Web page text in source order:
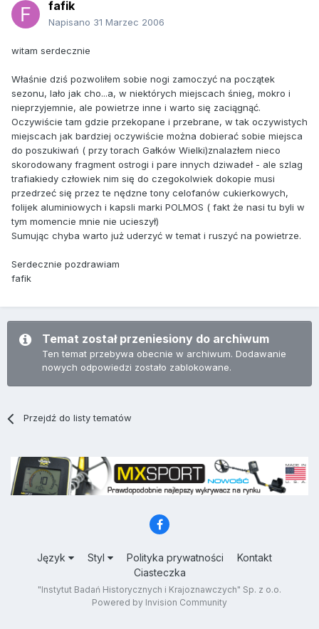
fafik
Napisano 31 Marzec 2006
witam serdecznie
Właśnie dziś pozwoliłem sobie nogi zamoczyć na początek
sezonu, lało jak cho...a, w niektórych miejscach śnieg, mokro i
nieprzyjemnie, ale powietrze inne i warto się zaciągnąć.
Oczywiście tam gdzie przekopane i przebrane, w tak oczywistych
miejscach jak bardziej oczywiście można dobierać sobie miejsca
do poszukiwań ( przy torach Gałków Wielki)znalazłem nieco
skorodowany fragment ostrogi i pare innych dziwadeł - ale szlag
trafiakiedy człowiek nim się do czegokolwiek dokopie musi
przedrzeć się przez te nędzne tony celofanów cukierkowych,
folijek aluminiowych i kapsli marki POLMOS ( fakt że nasi tu byli w
tym momencie mnie nie ucieszył)
Sumując chyba warto już uderzyć w temat i ruszyć na powietrze.
Serdecznie pozdrawiam
fafik
Temat został przeniesiony do archiwum
Ten temat przebywa obecnie w archiwum. Dodawanie
nowych odpowiedzi zostało zablokowane.
Przejdź do listy tematów
Język Styl Polityka prywatności
Kontakt
Ciasteczka
"Instytut Badań Historycznych i Krajoznawczych" Sp. z o.o.
Powered by Invision Community